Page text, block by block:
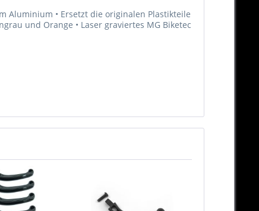
Aluminium • Ersetzt die originalen Plastikteile
und Orange • Laser graviertes MG Biketec